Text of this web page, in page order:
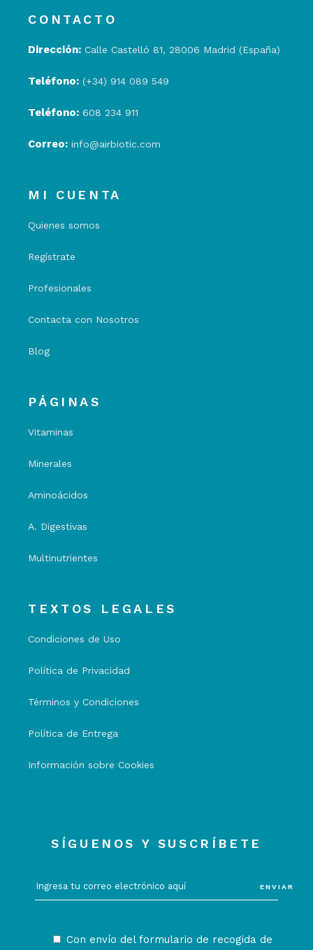
CONTACTO
Dirección: Calle Castelló 81, 28006 Madrid (España)
Teléfono: (+34) 914 089 549
Teléfono: 608 234 911
Correo: info@airbiotic.com
MI CUENTA
Quienes somos
Regístrate
Profesionales
Contacta con Nosotros
Blog
PÁGINAS
Vitaminas
Minerales
Aminoácidos
A. Digestivas
Multinutrientes
TEXTOS LEGALES
Condiciones de Uso
Política de Privacidad
Términos y Condiciones
Política de Entrega
Información sobre Cookies
SÍGUENOS Y SUSCRÍBETE
ENVIAR
Con envío del formulario de recogida de